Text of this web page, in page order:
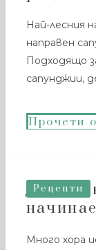
Най-лесния
направен
Подходящо
сапунджии,
Прочети
Рецепти
Много хора